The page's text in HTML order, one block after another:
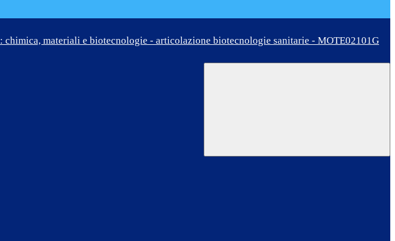
: chimica, materiali e biotecnologie - articolazione biotecnologie sanitarie - MOTE02101G